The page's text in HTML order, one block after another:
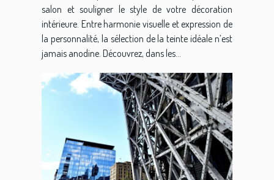
salon et souligner le style de votre décoration
intérieure. Entre harmonie visuelle et expression de
la personnalité, la sélection de la teinte idéale n’est
jamais anodine. Découvrez, dans les...